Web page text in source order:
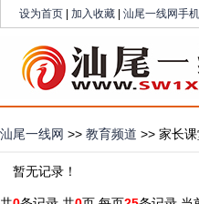
设为首页 加入收藏 汕尾一线网手
汕尾一线网 >> 教育频道 >> 家长
暂无记录！